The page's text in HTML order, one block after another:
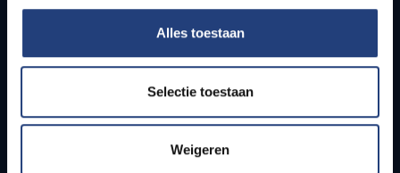
Alles toestaan
Selectie toestaan
Weigeren
Studenten
PhD-studenten
Leerkrachten en secundaire scholen